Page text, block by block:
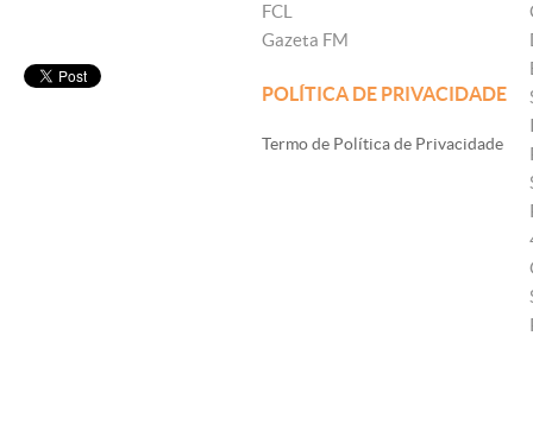
FCL
Gazeta FM
POLÍTICA DE PRIVACIDADE
Termo de Política de Privacidade